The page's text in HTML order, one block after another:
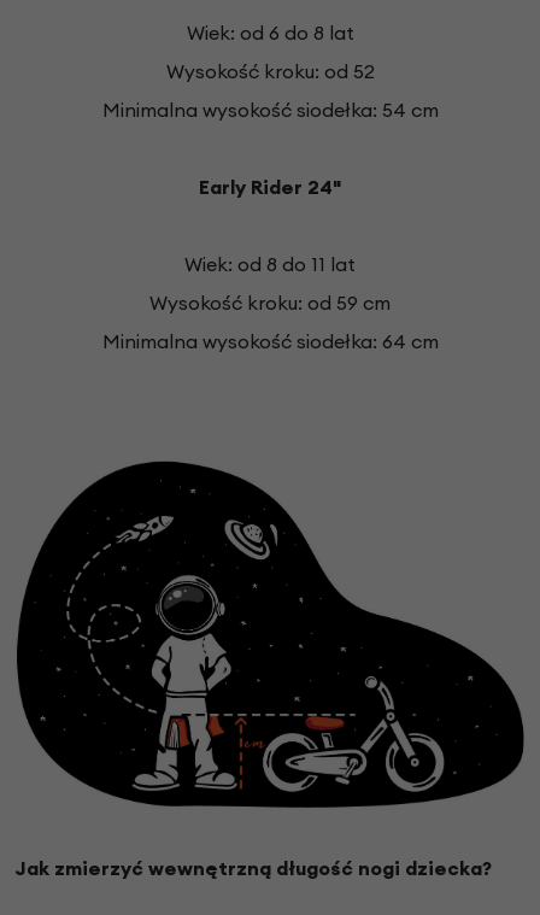
Wiek: od 6 do 8 lat
Wysokość kroku: od 52
Minimalna wysokość siodełka: 54 cm
Early Rider 24"
Wiek: od 8 do 11 lat
Wysokość kroku: od 59 cm
Minimalna wysokość siodełka: 64 cm
Jak zmierzyć wewnętrzną długość nogi dziecka?